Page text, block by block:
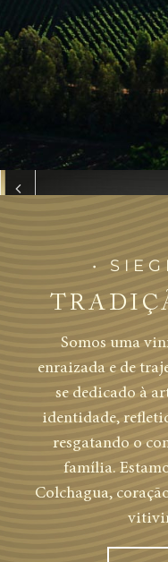
•
Somos uma
enraizada e de
se dedicado à
identidade,
resgatando o
família.
Colchagua,